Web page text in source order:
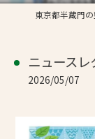
ニュースレ
2026/05/07